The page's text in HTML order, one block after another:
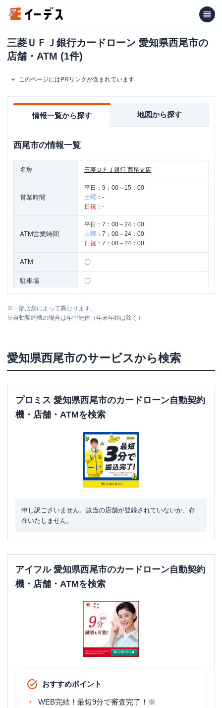
三菱ＵＦＪ銀行カードローン 愛知県西尾市の
店舗・ATM (1件)
このページにはPRリンクが含まれています
情報一覧から探す 地図から探す
西尾市の情報一覧
名称 三菱ＵＦＪ銀行 西尾支店
営業時間
平日： 9：00～15：00
土曜 ： -
日祝 ： -
ATM営業時間
平日： 7：00～24：00
土曜 ： 7：00～24：00
日祝 ： 7：00～24：00
ATM 〇
駐車場 〇
※一部店舗によって異なります。
※自動契約機の場合は年中無休（年末年始は除く）
愛知県西尾市のサービスから検索
プロミス 愛知県西尾市のカードローン自動契約
機・店舗・ATMを検索
申し訳ございません。該当の店舗が登録されていないか、存
在いたしません。
アイフル 愛知県西尾市のカードローン自動契約
機・店舗・ATMを検索
おすすめポイント
WEB完結！最短9分で審査完了！※